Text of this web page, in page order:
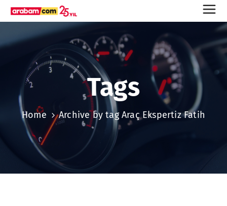
Tags
Home Archive by tag Araç Ekspertiz Fatih